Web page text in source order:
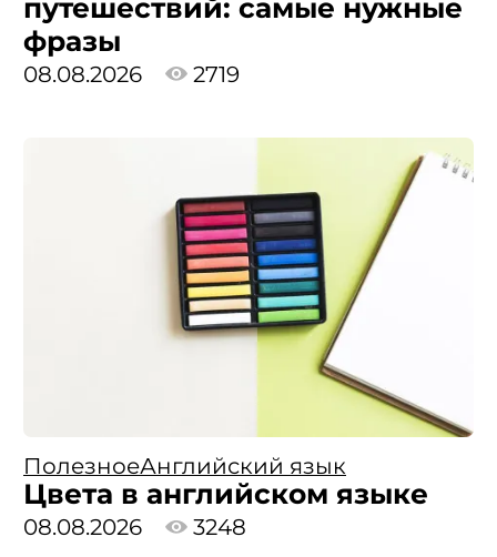
путешествий: самые нужные
фразы
08.08.2026 2719
ПолезноеАнглийский язык
Цвета в английском языке
08.08.2026 3248